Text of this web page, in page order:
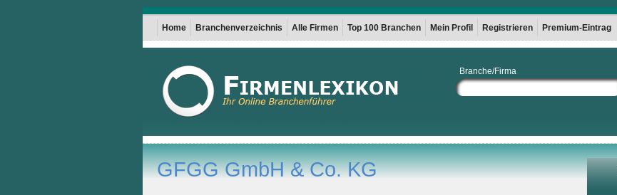
Home Branchenverzeichnis Alle Firmen Top 100 Branchen Mein Profil Registrieren Premium-Eintrag
Branche/Firma
GFGG GmbH & Co. KG